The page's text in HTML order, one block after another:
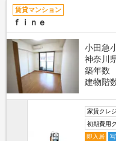
賃貸マンション
ｆｉｎｅ
小田急
神奈川
築年数
建物階
家賃クレ
初期費用
即入居